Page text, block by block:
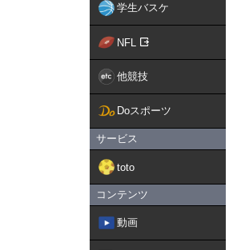
学生バスケ
NFL
他競技
Doスポーツ
サービス
toto
コンテンツ
動画